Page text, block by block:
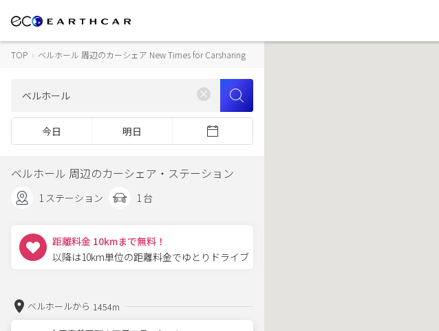
TOP › ベルホール 周辺のカーシェア New Times for Carsharing
今日 明日
ベルホール 周辺のカーシェア・ステーション
1 ステーション 1 台
距離料金 10kmまで無料！
以降は10km単位の距離料金でゆとりドライブ
ベルホールから 1454m